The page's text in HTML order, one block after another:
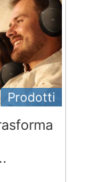
Prodotti